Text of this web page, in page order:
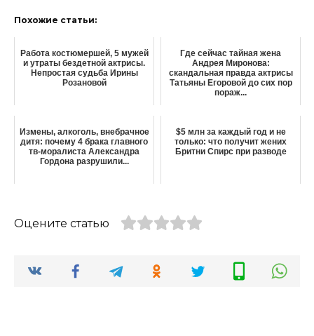
Похожие статьи:
Работа костюмершей, 5 мужей
и утраты бездетной актрисы.
Непростая судьба Ирины
Розановой
Где сейчас тайная жена
Андрея Миронова:
скандальная правда актрисы
Татьяны Егоровой до сих пор
пораж...
Измены, алкоголь, внебрачное
дитя: почему 4 брака главного
тв-моралиста Александра
Гордона разрушили...
$5 млн за каждый год и не
только: что получит жених
Бритни Спирс при разводе
Оцените статью